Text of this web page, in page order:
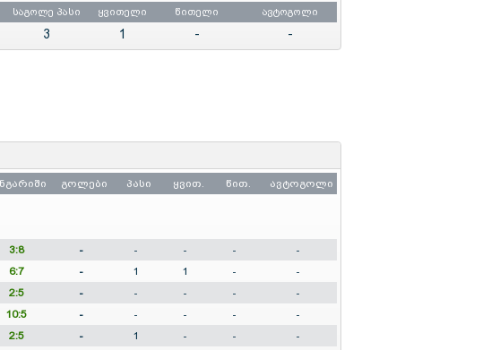
საგოლე პასი ყვითელი წითელი ავტოგოლი
3 1 - -
ანგარიში გოლები პასი ყვით. წით. ავტოგოლი
3:8 - - - -
-
6:7 - 1 1 -
-
2:5 - - - -
-
10:5 - - - -
-
2:5 - 1 - -
-